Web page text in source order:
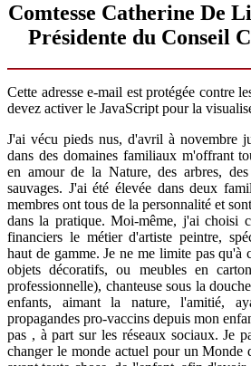
Comtesse Catherine De
Présidente du Conseil
Cette adresse e-mail est protégée contre
devez activer le JavaScript pour la
J'ai vécu pieds nus, d'avril à novembre
dans des domaines familiaux m'offrant
en amour de la Nature, des arbres,
sauvages. J'ai été élevée dans deux
membres ont tous de la personnalité et
dans la pratique. Moi-même, j'ai choisi
financiers le métier d'artiste peintre,
haut de gamme. Je ne me limite pas qu'à
objets décoratifs, ou meubles en
professionnelle), chanteuse sous la
enfants, aimant la nature, l'amitié,
propagandes pro-vaccins depuis mon
pas , à part sur les réseaux sociaux. Je
changer le monde actuel pour un Monde